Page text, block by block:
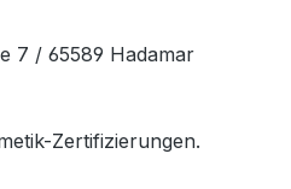
7 / 65589 Hadamar
Zertifizierungen.